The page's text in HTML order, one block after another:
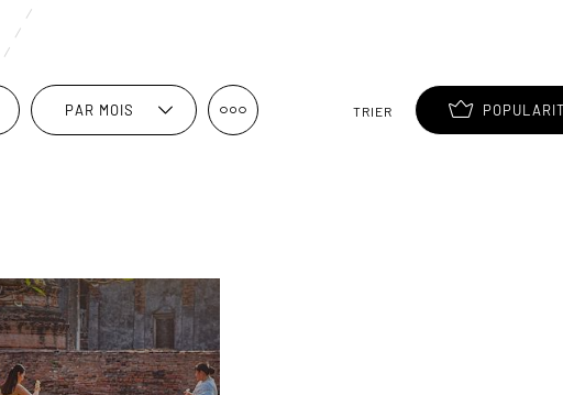
PAR MOIS TRIER